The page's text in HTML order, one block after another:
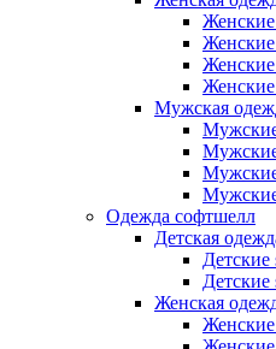
Женские
Женские
Мужская
Мужские
Одежда софтшелл
Детская
Детские
Женская